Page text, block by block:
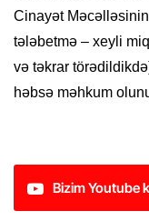
Cinayət
tələbetmə – xeyli
və təkrar
həbsə məhkum
Bizim Youtube